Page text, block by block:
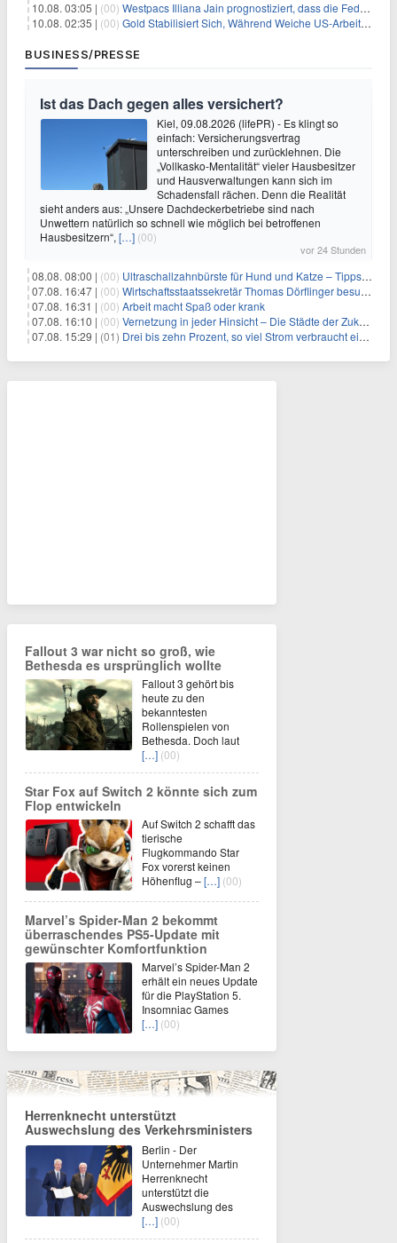
10.08. 03:05 | (00) Westpacs Illiana Jain prognostiziert, dass die Fed die Zinssätze nach dem Arbeitsmarktbericht stabil halten wird
10.08. 02:35 | (00) Gold Stabilisiert Sich, Während Weiche US-Arbeitsmarktdaten Zinsängste Lindern
BUSINESS/PRESSE
Ist das Dach gegen alles versichert?
Kiel, 09.08.2026 (lifePR) - Es klingt so
einfach: Versicherungsvertrag
unterschreiben und zurücklehnen. Die
„Vollkasko-Mentalität“ vieler Hausbesitzer
und Hausverwaltungen kann sich im
Schadensfall rächen. Denn die Realität
sieht anders aus: „Unsere Dachdeckerbetriebe sind nach
Unwettern natürlich so schnell wie möglich bei betroffenen
Hausbesitzern“, […] (00)
vor 24 Stunden
08.08. 08:00 | (00) Ultraschallzahnbürste für Hund und Katze – Tipps zur erfolgreichen Eingewöhnung
07.08. 16:47 | (00) Wirtschaftsstaatssekretär Thomas Dörflinger besucht Handwerksbetrieb im Kammerbezirk Freiburg
07.08. 16:31 | (00) Arbeit macht Spaß oder krank
07.08. 16:10 | (00) Vernetzung in jeder Hinsicht – Die Städte der Zukunft sind grün-blau
07.08. 15:29 | (01) Drei bis zehn Prozent, so viel Strom verbraucht ein Aufzug im Gebäude
Fallout 3 war nicht so groß, wie
Bethesda es ursprünglich wollte
Fallout 3 gehört bis
heute zu den
bekanntesten
Rollenspielen von
Bethesda. Doch laut
[…] (00)
Star Fox auf Switch 2 könnte sich zum
Flop entwickeln
Auf Switch 2 schafft das
tierische
Flugkommando Star
Fox vorerst keinen
Höhenflug –[…] (00)
Marvel’s Spider-Man 2 bekommt
überraschendes PS5-Update mit
gewünschter Komfortfunktion
Marvel’s Spider-Man 2
erhält ein neues Update
für die PlayStation 5.
Insomniac Games
[…] (00)
Herrenknecht unterstützt
Auswechslung des Verkehrsministers
Berlin - Der
Unternehmer Martin
Herrenknecht
unterstützt die
Auswechslung des
[…] (00)